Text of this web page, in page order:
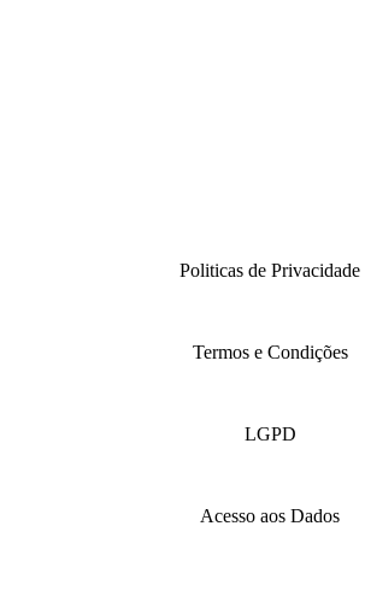
Politicas de Privacidade
Termos e Condições
LGPD
Acesso aos Dados